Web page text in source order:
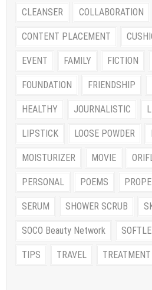
CLEANSER COLLABORATION
CONTENT PLACEMENT
EVENT FAMILY FICTION
FOUNDATION FRIENDSHIP
HEALTHY JOURNALISTIC
LIPSTICK LOOSE POWDER
MOISTURIZER MOVIE
PERSONAL POEMS
SERUM SHOWER SCRUB
SOCO Beauty Network
TIPS TRAVEL TREATMENT